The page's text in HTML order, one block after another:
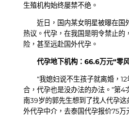
生殖机构始终屡禁不绝。
近日，国内某女明星被曝在国
热议。代孕，在我国是明令禁止的
险，甚至远赴国外代孕。
代孕地下机构：66.6万元“零
“我媳妇说不生孩子就离婚，12
合，代孕也是没办法的办法。”第4
南39岁的郭先生想到了找人代孕这
外代孕中介，去泰国代孕报价75万